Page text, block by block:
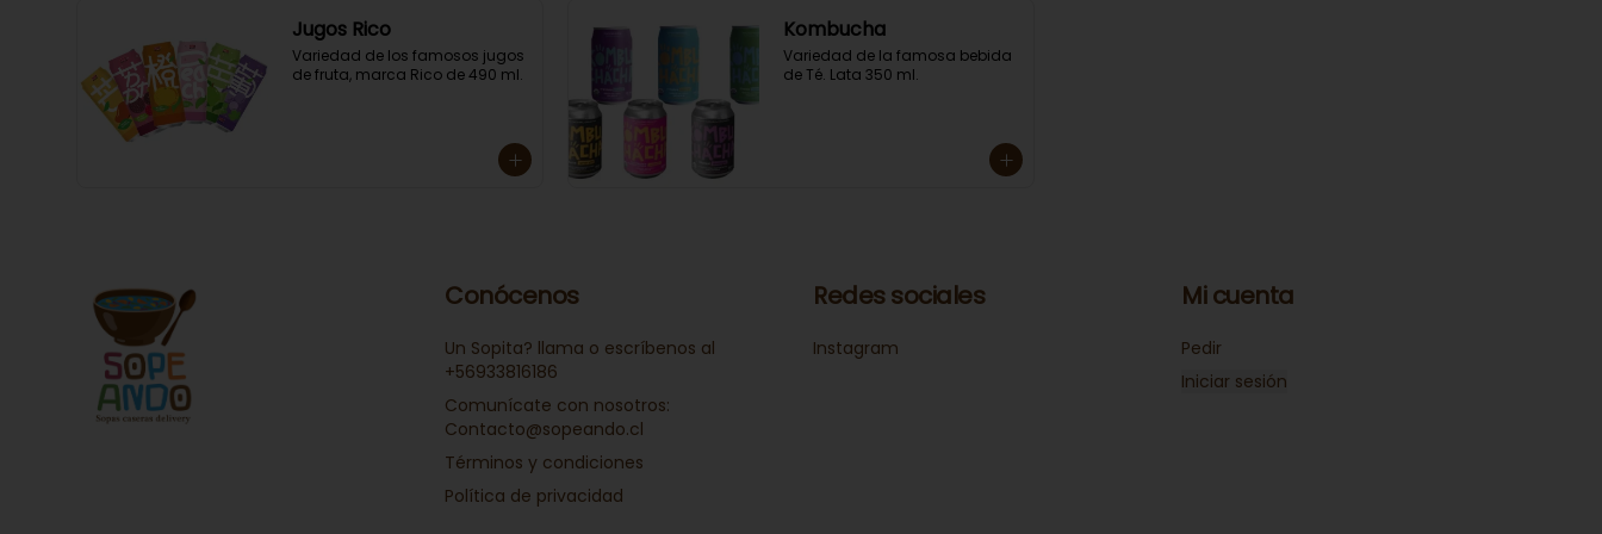
Jugos Rico
Variedad de los famosos jugos
de fruta, marca Rico de 490 ml.
Kombucha
Variedad de la famosa bebida
de Té. Lata 350 ml.
Conócenos
Un Sopita? llama o escríbenos al
+56933816186
Comunícate con nosotros:
Contacto@sopeando.cl
Términos y condiciones
Política de privacidad
Redes sociales
Instagram
Mi cuenta
Pedir
Iniciar sesión